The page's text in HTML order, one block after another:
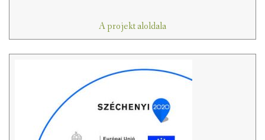
A projekt aloldala